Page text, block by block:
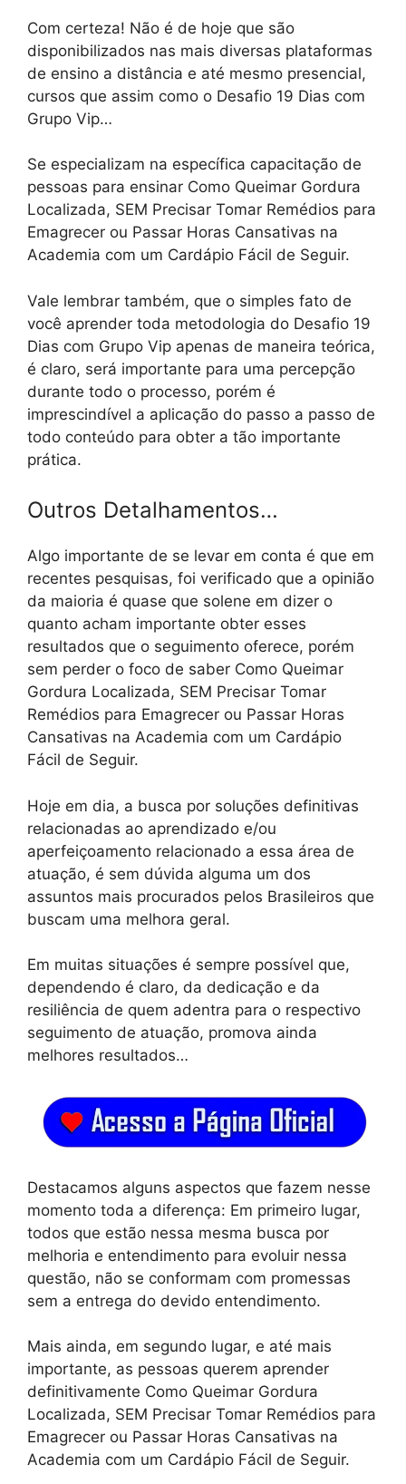
Com certeza! Não é de hoje que são
disponibilizados nas mais diversas plataformas
de ensino a distância e até mesmo presencial,
cursos que assim como o Desafio 19 Dias com
Grupo Vip…
Se especializam na específica capacitação de
pessoas para ensinar Como Queimar Gordura
Localizada, SEM Precisar Tomar Remédios para
Emagrecer ou Passar Horas Cansativas na
Academia com um Cardápio Fácil de Seguir.
Vale lembrar também, que o simples fato de
você aprender toda metodologia do Desafio 19
Dias com Grupo Vip apenas de maneira teórica,
é claro, será importante para uma percepção
durante todo o processo, porém é
imprescindível a aplicação do passo a passo de
todo conteúdo para obter a tão importante
prática.
Outros Detalhamentos…
Algo importante de se levar em conta é que em
recentes pesquisas, foi verificado que a opinião
da maioria é quase que solene em dizer o
quanto acham importante obter esses
resultados que o seguimento oferece, porém
sem perder o foco de saber Como Queimar
Gordura Localizada, SEM Precisar Tomar
Remédios para Emagrecer ou Passar Horas
Cansativas na Academia com um Cardápio
Fácil de Seguir.
Hoje em dia, a busca por soluções definitivas
relacionadas ao aprendizado e/ou
aperfeiçoamento relacionado a essa área de
atuação, é sem dúvida alguma um dos
assuntos mais procurados pelos Brasileiros que
buscam uma melhora geral.
Em muitas situações é sempre possível que,
dependendo é claro, da dedicação e da
resiliência de quem adentra para o respectivo
seguimento de atuação, promova ainda
melhores resultados…
Destacamos alguns aspectos que fazem nesse
momento toda a diferença: Em primeiro lugar,
todos que estão nessa mesma busca por
melhoria e entendimento para evoluir nessa
questão, não se conformam com promessas
sem a entrega do devido entendimento.
Mais ainda, em segundo lugar, e até mais
importante, as pessoas querem aprender
definitivamente Como Queimar Gordura
Localizada, SEM Precisar Tomar Remédios para
Emagrecer ou Passar Horas Cansativas na
Academia com um Cardápio Fácil de Seguir.